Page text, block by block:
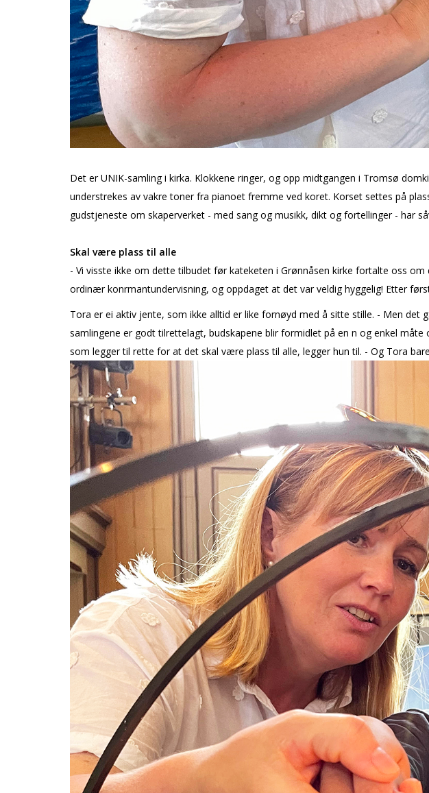
Det er UNIK-samling i kirka. Klokkene ringer, og opp midtgangen i Tromsø
understrekes av vakre toner fra pianoet fremme ved koret. Korset settes på
gudstjeneste om skaperverket - med sang og musikk, dikt og fortellinger - har
Skal være plass til alle
- Vi visste ikke om dette tilbudet før kateketen i Grønnåsen kirke fortalte oss
ordinær konfirmantundervisning, og oppdaget at det var veldig hyggelig! Etter
Tora er ei aktiv jente, som ikke alltid er like fornøyd med å sitte stille. - Men det
samlingene er godt tilrettelagt, budskapene blir formidlet på en fin og enkel
som legger til rette for at det skal være plass til alle, legger hun til. - Og Tora